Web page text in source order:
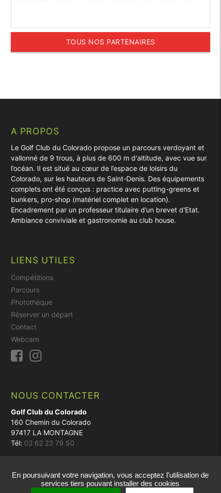
TOUS NOS PARTENAIRES
A PROPOS
Le Golf Club du Colorado propose un parcours verdoyant et
vallonné de 9 trous, à plus de 600 m d'altitude, avec vue sur
l’océan. Il est situé au cœur de l’espace de loisirs du
Colorado, sur les hauteurs de Saint-Denis. Des équipements
complets ont été conçus : practice avec putting-greens et
bunkers, pro-shop (matériel complet en location).
Encadrement par un professeur titulaire d’un brevet d'Etat.
Ambiance conviviale et gastronomie au club house.
LIENS UTILES
Compétitions
Parcours
Photothèque
Réserver un départ
Contact
Webcam
NOUS CONTACTER
Golf Club du Colorado
160 Chemin du Colorado
97417 LA MONTAGNE
Tél: 02 62 23 79 50
© 2018 - Réalisation parvt-design
En poursuivant votre navigation, vous acceptez l'utilisation de
services tiers pouvant installer des cookies